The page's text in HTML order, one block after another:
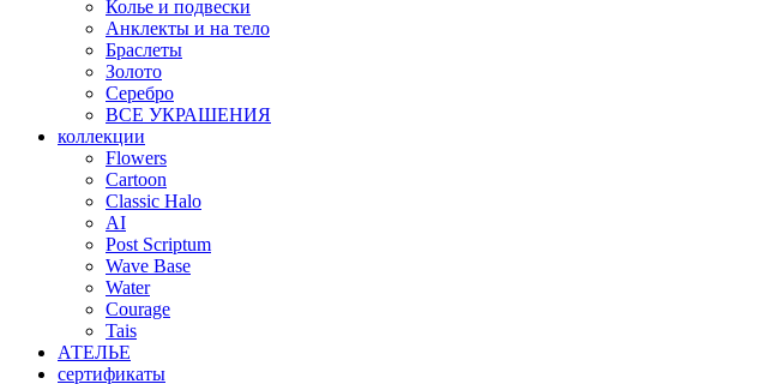
Колье и подвески
Анклекты и на тело
Браслеты
Золото
Серебро
ВСЕ УКРАШЕНИЯ
коллекции
Flowers
Cartoon
Classic Halo
AI
Post Scriptum
Wave Base
Water
Courage
Tais
АТЕЛЬЕ
сертификаты